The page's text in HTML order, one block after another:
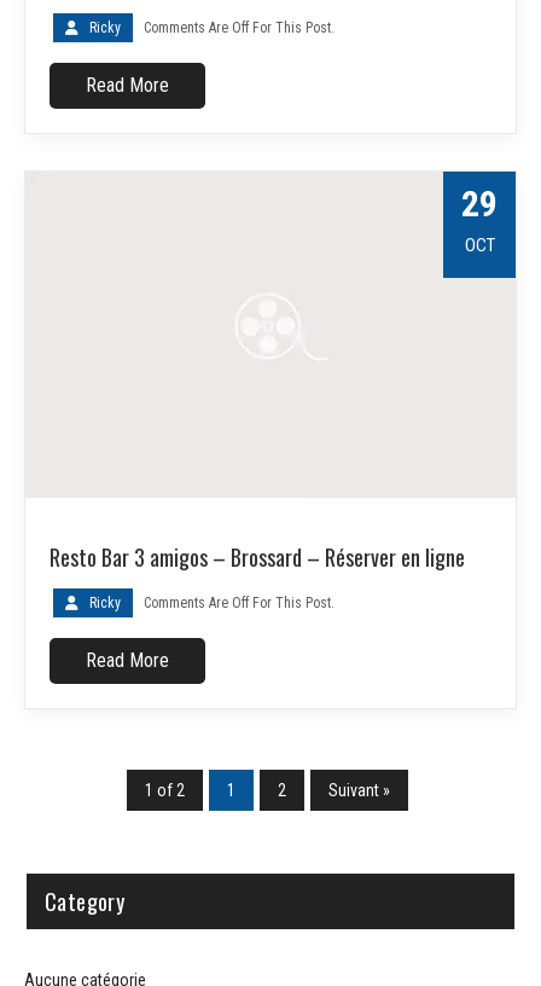
Ricky Comments Are Off For This Post.
Read More
29
OCT
Resto Bar 3 amigos – Brossard – Réserver en ligne
Ricky Comments Are Off For This Post.
Read More
1 of 2 1 2 Suivant »
Category
Aucune catégorie